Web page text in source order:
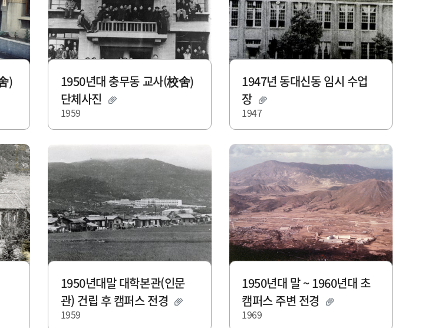
)
1950년대 충무동 교사(校舍)
단체사진
1959
1947년 동대신동 임시 수업
장
1947
1950년대말 대학본관(인문
관) 건립 후 캠퍼스 전경
1959
1950년대 말 ~ 1960년대 초
캠퍼스 주변 전경
1969